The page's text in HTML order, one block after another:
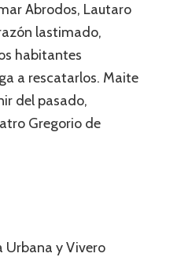
Abrodos, Lautaro
lastimado,
habitantes
a rescatarlos. Maite
del pasado,
Gregorio de
Urbana y Vivero